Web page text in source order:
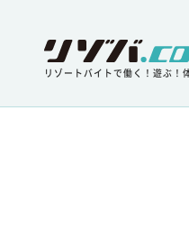
リゾートバイトで働く！遊ぶ！